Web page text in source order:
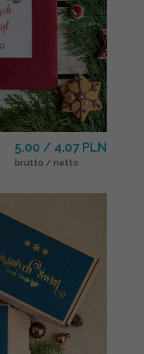
5.00 / 4.07 PLN
brutto / netto